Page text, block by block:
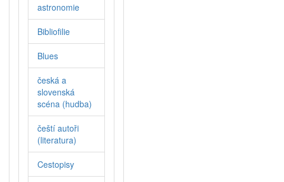
astronomie
Bibliofilie
Blues
česká a
slovenská
scéna (hudba)
čeští autoři
(literatura)
Cestopisy